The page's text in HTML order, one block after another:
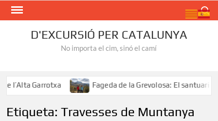
Skip
D'EXCURSIÓ PER CATALUNYA
No importa el cim, sinó el camí
Garrotxa Fageda de la Grevolosa: El santuari dels
Etiqueta:Travesses de Muntanya